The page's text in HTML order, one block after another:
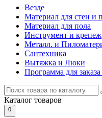
Везде
Материал для стен и
Материал для пола
Инструмент и крепеж
Металл. и
Сантехника
Вытяжка и Люки
Программа для
Каталог товаров
0